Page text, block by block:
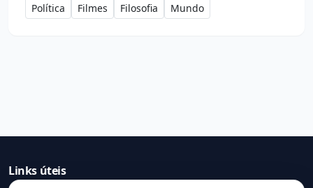
Política
Filmes Filosofia Mundo
Links úteis